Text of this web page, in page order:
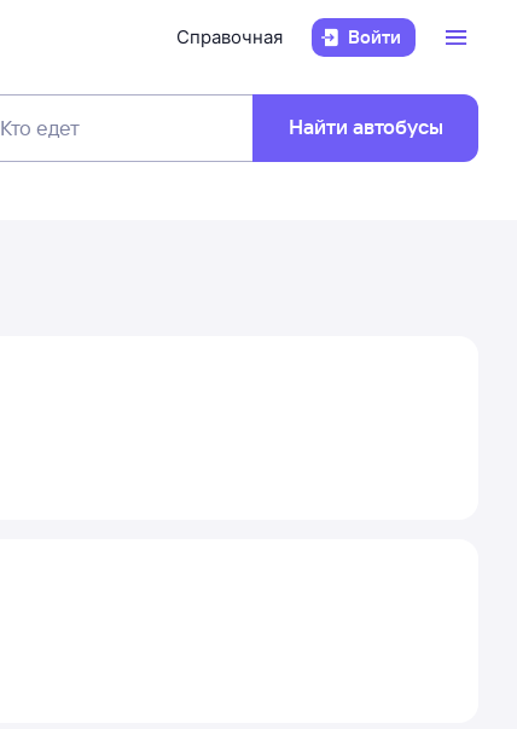
Справочная Войти
Кто едет Найти автобусы